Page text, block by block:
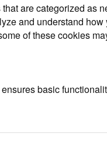
are categorized as
and understand
of these cookies
basic
data via analytics,